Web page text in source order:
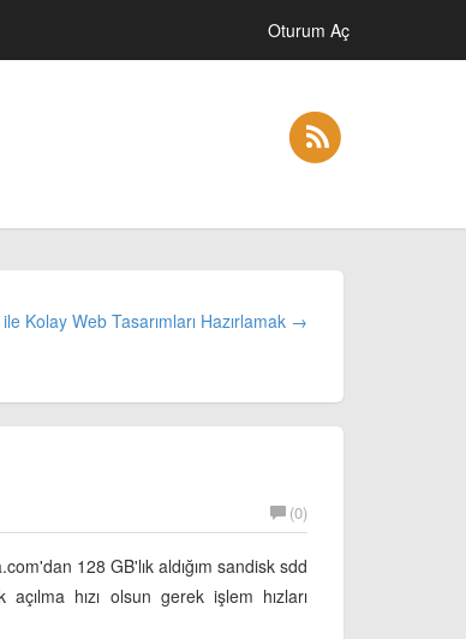
Oturum Aç
Kolay Web Tasarımları Hazırlamak →
(0)
128 GB'lık aldığım sandisk sdd
hızı olsun gerek işlem hızları